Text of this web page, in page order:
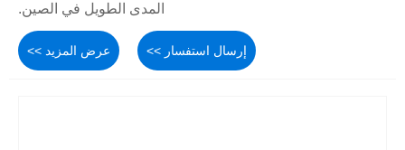
المدى الطويل في الصين.
عرض المزيد >> إرسال استفسار >>